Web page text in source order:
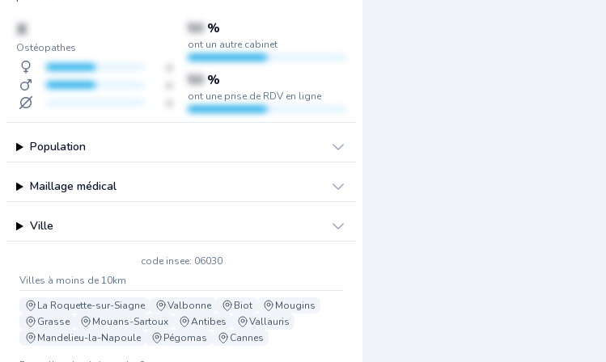
X
Ostéopathes
50 %
ont un autre cabinet
50 %
ont une prise de RDV en ligne
Population
Maillage médical
Ville
code insee: 06030
Villes à moins de 10km
La Roquette-sur-Siagne
Valbonne Biot
Mougins
Grasse
Mouans-Sartoux Antibes
Vallauris
Mandelieu-la-Napoule
Pégomas Cannes